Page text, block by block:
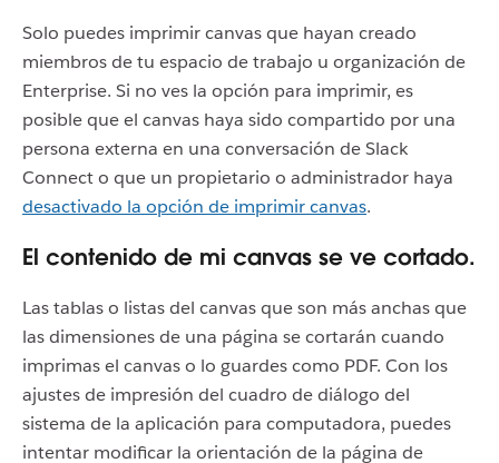
Solo puedes imprimir canvas que hayan creado
miembros de tu espacio de trabajo u organización de
Enterprise. Si no ves la opción para imprimir, es
posible que el canvas haya sido compartido por una
persona externa en una conversación de Slack
Connect o que un propietario o administrador haya
desactivado la opción de imprimir canvas.
El contenido de mi canvas se ve cortado.
Las tablas o listas del canvas que son más anchas que
las dimensiones de una página se cortarán cuando
imprimas el canvas o lo guardes como PDF. Con los
ajustes de impresión del cuadro de diálogo del
sistema de la aplicación para computadora, puedes
intentar modificar la orientación de la página de